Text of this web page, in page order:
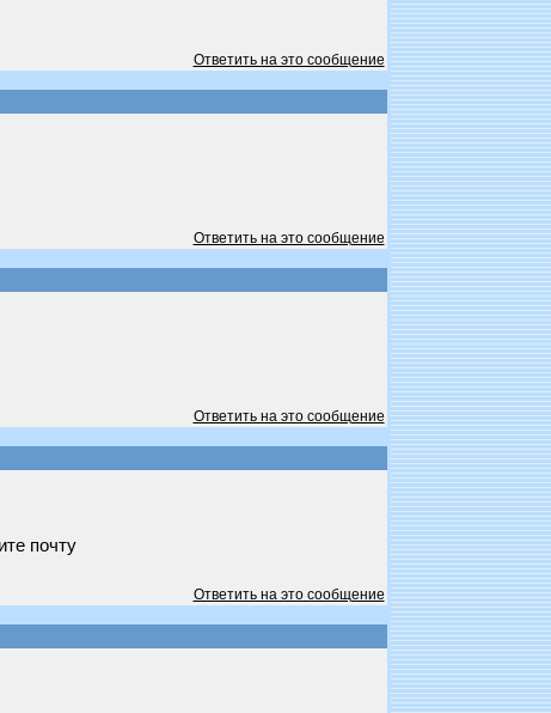
Ответить на это сообщение
Ответить на это сообщение
Ответить на это сообщение
почту
Ответить на это сообщение